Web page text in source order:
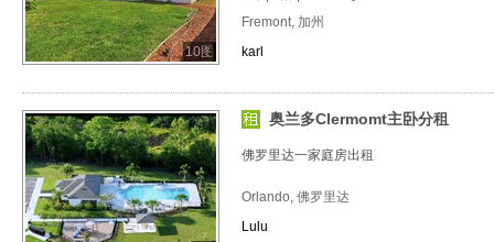
10图
Fremont, 加州
karl
奥兰多Clermomt主卧分租
佛罗里达一家庭房出租
Orlando, 佛罗里达
Lulu